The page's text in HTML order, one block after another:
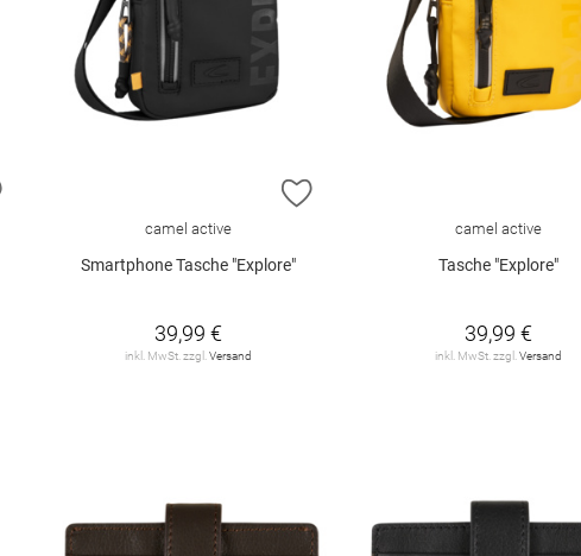
ZUR WUNSCHLISTE HINZUFÜGEN ZUR WUNSCHLISTE HINZUFÜGEN
camel active
Smartphone Tasche "Explore"
39,99 €
inkl. MwSt. zzgl.Versand
camel active
Tasche "Explore"
39,99 €
inkl. MwSt. zzgl.Versand